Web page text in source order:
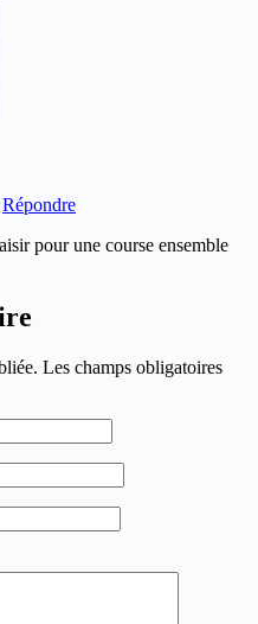
Répondre
pour une course ensemble
Les champs obligatoires